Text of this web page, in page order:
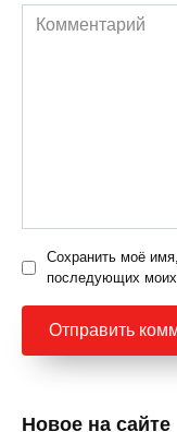
Комментарий
Сохранить моё
последующих
Новое на сайте